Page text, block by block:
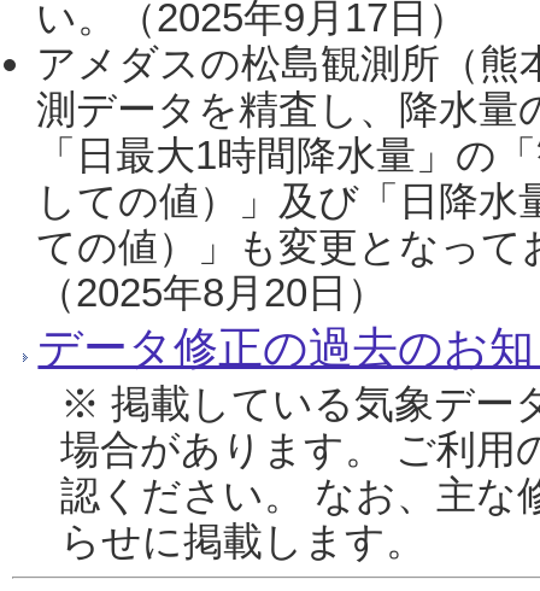
い。（2025年9月17日）
アメダスの松島観測所（熊
測データを精査し、降水
「日最大1時間降水量」の
しての値）」及び「日降
ての値）」も変更となっ
（2025年8月20日）
データ修正の過去のお
※ 掲載している気象デー
場合があります。 ご利用
認ください。 なお、主な
らせに掲載します。